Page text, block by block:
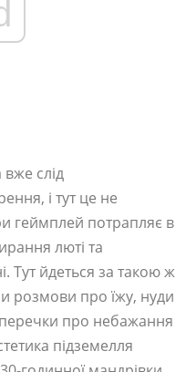
слід
і тут це не
геймплей потрапляє в
люті та
Тут йдеться за такою ж
розмови про їжу, нуди
про небажання
підземелля